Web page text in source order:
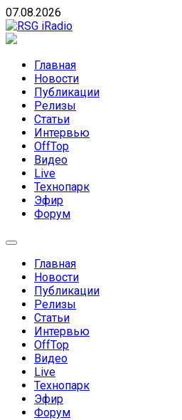
Skip
to
content
07.08.2026
направлений без возрастных
Главная
Новости
Публикации
Релизы
Статьи
Интервью
OffTop
Видео
Live
Технопарк
Эфир
Форум
Главная
Новости
Публикации
Релизы
Статьи
Интервью
OffTop
Видео
Live
Технопарк
Эфир
Форум